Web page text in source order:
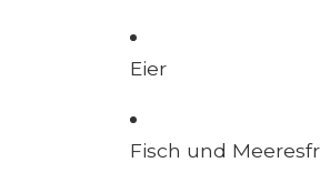
Eier
Fisch und